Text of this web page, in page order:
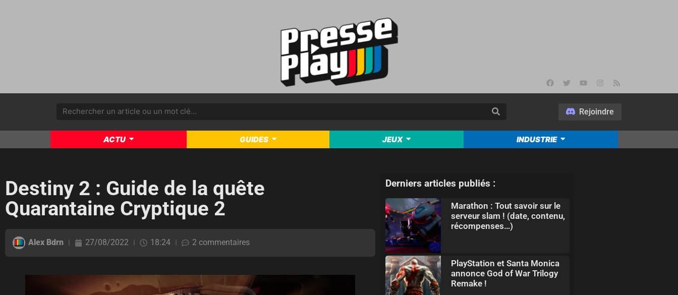
Rejoindre
ACTU GUIDES JEUX INDUSTRIE
Destiny 2 : Guide de la quête
Quarantaine Cryptique 2
Alex Bdrn 27/08/2022 18:24 2 commentaires
Derniers articles publiés :
Marathon : Tout savoir sur le
serveur slam ! (date, contenu,
récompenses…)
PlayStation et Santa Monica
annonce God of War Trilogy
Remake !